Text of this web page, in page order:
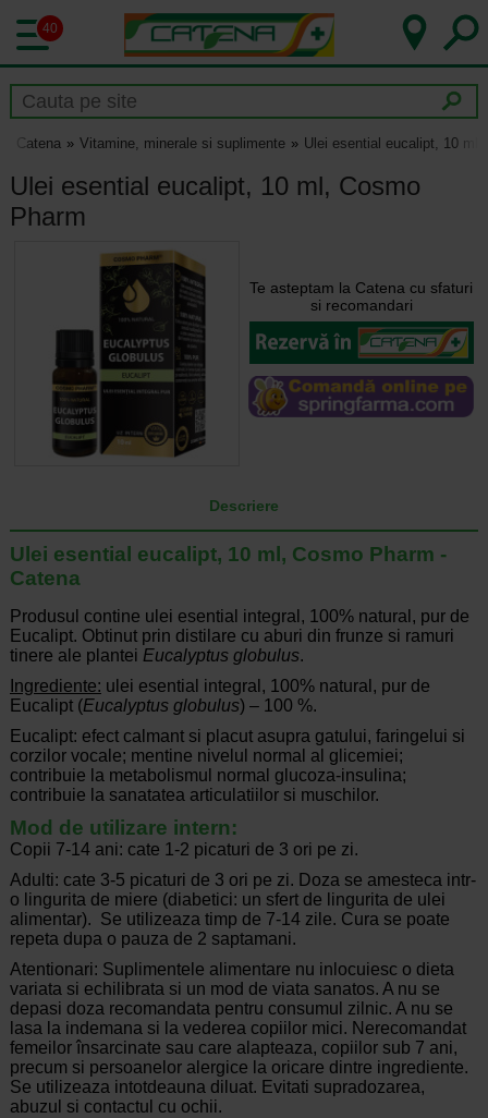
40
Catena Vitamine, minerale si suplimente Ulei esential eucalipt, 10 ml,
Ulei esential eucalipt, 10 ml, Cosmo
Pharm
Te asteptam la Catena cu sfaturi
si recomandari
Descriere
Ulei esential eucalipt, 10 ml, Cosmo Pharm -
Catena
Produsul contine ulei esential integral, 100% natural, pur de
Eucalipt. Obtinut prin distilare cu aburi din frunze si ramuri
tinere ale plantei Eucalyptus globulus.
Ingrediente: ulei esential integral, 100% natural, pur de
Eucalipt (Eucalyptus globulus) – 100 %.
Eucalipt: efect calmant si placut asupra gatului, faringelui si
corzilor vocale; mentine nivelul normal al glicemiei;
contribuie la metabolismul normal glucoza-insulina;
contribuie la sanatatea articulatiilor si muschilor.
Mod de utilizare intern:
Copii 7-14 ani: cate 1-2 picaturi de 3 ori pe zi.
Adulti: cate 3-5 picaturi de 3 ori pe zi. Doza se amesteca intr-
o lingurita de miere (diabetici: un sfert de lingurita de ulei
alimentar). Se utilizeaza timp de 7-14 zile. Cura se poate
repeta dupa o pauza de 2 saptamani.
Atentionari: Suplimentele alimentare nu inlocuiesc o dieta
variata si echilibrata si un mod de viata sanatos. A nu se
depasi doza recomandata pentru consumul zilnic. A nu se
lasa la indemana si la vederea copiilor mici. Nerecomandat
femeilor însarcinate sau care alapteaza, copiilor sub 7 ani,
precum si persoanelor alergice la oricare dintre ingrediente.
Se utilizeaza intotdeauna diluat. Evitati supradozarea,
abuzul si contactul cu ochii.